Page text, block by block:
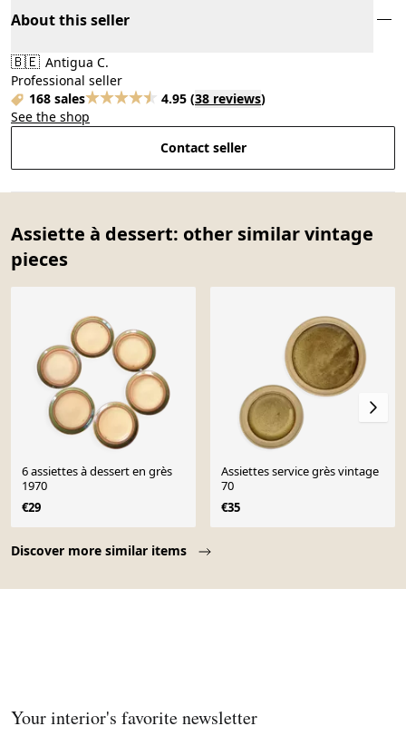
About this seller
🇧🇪 Antigua C.
Professional seller
168 sales
4.95 (38 reviews)
See the shop
Contact seller
Assiette à dessert: other similar vintage
pieces
Discover more similar items
6 assiettes à dessert en grès
1970
€29
Assiettes service grès vintage
70
€35
Your interior's favorite newsletter